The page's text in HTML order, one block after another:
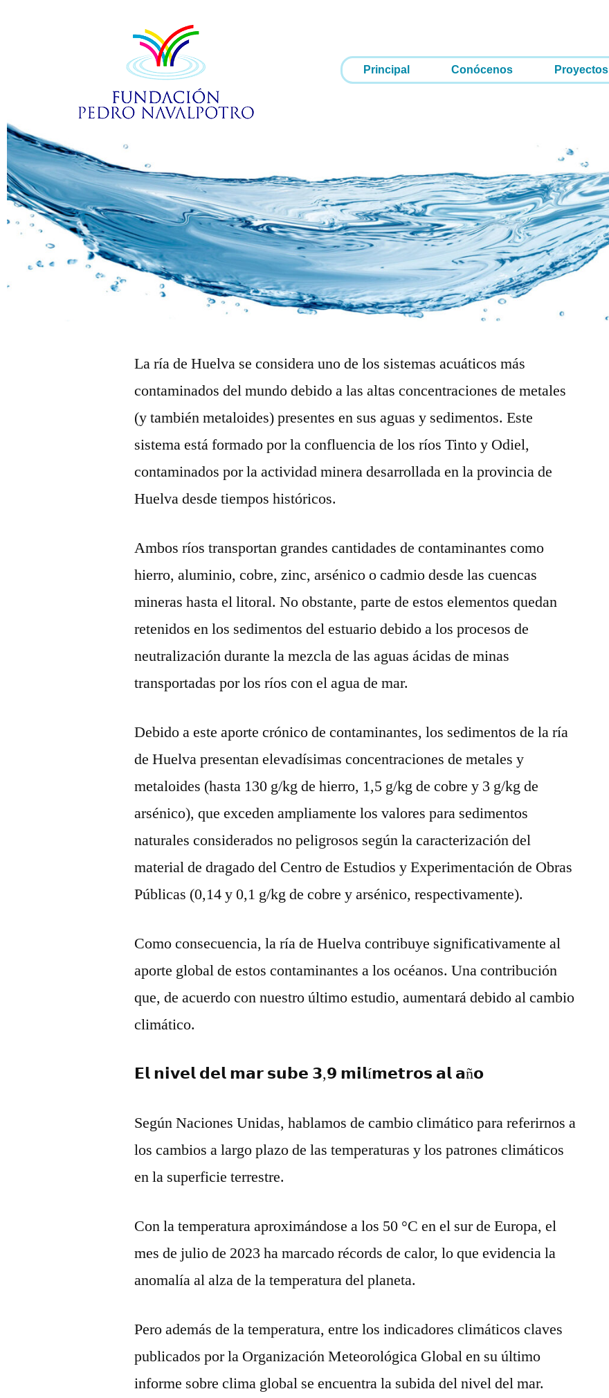
Principal Conócenos Proyectos
La ría de Huelva se considera uno de los sistemas acuáticos más
contaminados del mundo debido a las altas concentraciones de metales
(y también metaloides) presentes en sus aguas y sedimentos. Este
sistema está formado por la confluencia de los ríos Tinto y Odiel,
contaminados por la actividad minera desarrollada en la provincia de
Huelva desdetiempos históricos.
Ambos ríos transportan grandes cantidades de contaminantes como
hierro, aluminio, cobre, zinc, arsénico o cadmio desde las cuencas
mineras hasta el litoral. No obstante, parte de estos elementos quedan
retenidos en los sedimentos del estuario debido a los procesos de
neutralización durante la mezcla de las aguas ácidas de minas
transportadas por los ríos con el agua de mar.
Debido a este aporte crónico de contaminantes, los sedimentos de la ría
de Huelva presentan elevadísimas concentraciones de metales y
metaloides (hasta 130 g/kg de hierro, 1,5 g/kg de cobre y 3 g/kg de
arsénico), que exceden ampliamente los valores para sedimentos
naturales considerados no peligrosos según la caracterización del
material de dragado del Centro de Estudios y Experimentación de Obras
Públicas (0,14 y 0,1 g/kg de cobre y arsénico, respectivamente).
Como consecuencia, la ría de Huelva contribuye significativamente al
aporte global de estos contaminantes a los océanos. Una contribución
que, de acuerdo con nuestro último estudio, aumentará debido al cambio
climático.
𝗘𝗹 𝗻𝗶𝘃𝗲𝗹 𝗱𝗲𝗹 𝗺𝗮𝗿 𝘀𝘂𝗯𝗲 𝟯,𝟵 𝗺𝗶𝗹í𝗺𝗲𝘁𝗿𝗼𝘀 𝗮𝗹 𝗮ñ𝗼
Según Naciones Unidas, hablamos de cambio climático para referirnos a
los cambios a largo plazo de las temperaturas y los patrones climáticos
en la superficie terrestre.
Con la temperatura aproximándose a los 50 °C en el sur de Europa, el
mes de julio de 2023 ha marcado récords de calor, lo que evidencia la
anomalía al alza de la temperatura del planeta.
Pero además de la temperatura, entre los indicadores climáticos claves
publicados por la Organización Meteorológica Global en su último
informe sobre clima global se encuentra la subida del nivel del mar.